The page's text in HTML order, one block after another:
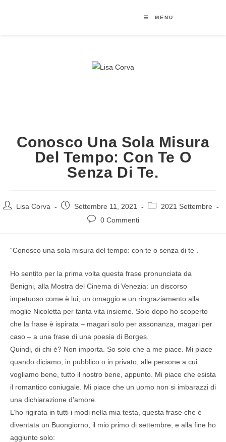
MENU
Conosco Una Sola Misura
Del Tempo: Con Te O
Senza Di Te.
Lisa Corva Settembre 11, 2021
2021 Settembre
0 Commenti
“Conosco una sola misura del tempo: con te o senza di te”.
Ho sentito per la prima volta questa frase pronunciata da
Benigni, alla Mostra del Cinema di Venezia: un discorso
impetuoso come è lui, un omaggio e un ringraziamento alla
moglie Nicoletta per tanta vita insieme. Solo dopo ho scoperto
che la frase è ispirata – magari solo per assonanza, magari per
caso – a una frase di una poesia di Borges.
Quindi, di chi è? Non importa. So solo che a me piace. Mi piace
quando diciamo, in pubblico o in privato, alle persone a cui
vogliamo bene, tutto il nostro bene, appunto. Mi piace che esista
il romantico coniugale. Mi piace che un uomo non si imbarazzi di
una dichiarazione d’amore.
L’ho rigirata in tutti i modi nella mia testa, questa frase che è
diventata un Buongiorno, il mio primo di settembre, e alla fine ho
aggiunto solo: